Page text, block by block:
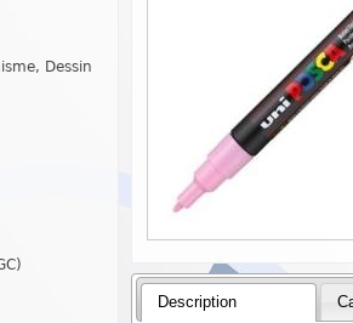
Dessin
Description